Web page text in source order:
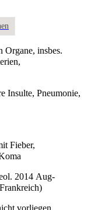
Organe, insbes.
Insulte, Pneumonie,
Fieber,
2014 Aug-
vorliegen